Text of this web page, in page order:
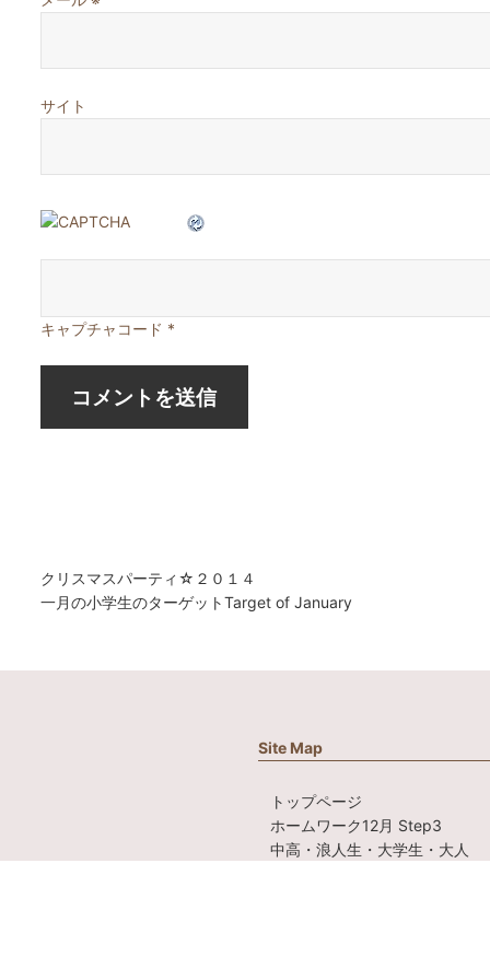
サイト
キャプチャコード *
投
稿
ゲ
前
の
クリスマスパーティ☆２０１４
次
稿:
一月の小学生のターゲットTarget of January
Site Map
トップページ
ホームワーク12月 Step3
中高・浪人生・大学生・大人